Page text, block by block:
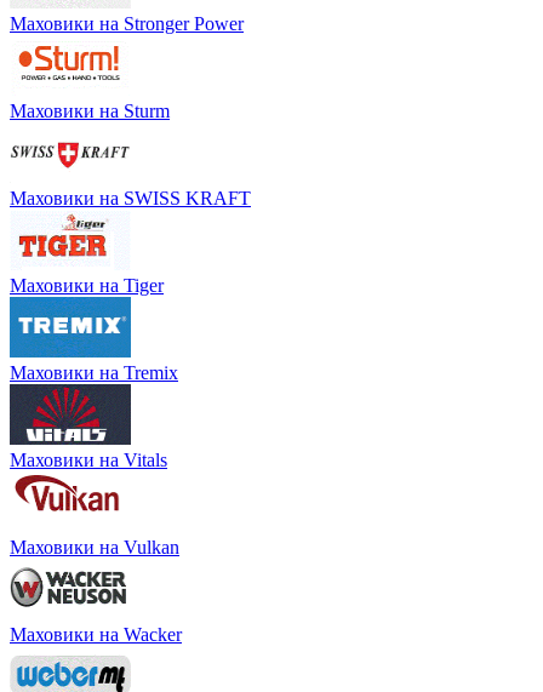
Маховики на Stronger Power
Маховики на Sturm
Маховики на SWISS KRAFT
Маховики на Tiger
Маховики на Tremix
Маховики на Vitals
Маховики на Vulkan
Маховики на Wacker